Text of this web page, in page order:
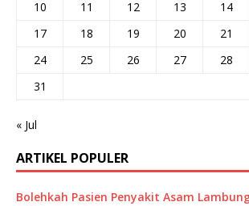
10
11 12 13 14
17
18 19 20 21
24
25 26 27 28
31
« Jul
ARTIKEL POPULER
Bolehkah Pasien Penyakit Asam